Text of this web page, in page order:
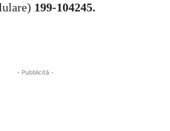
199-104245.
- Pubblicità -